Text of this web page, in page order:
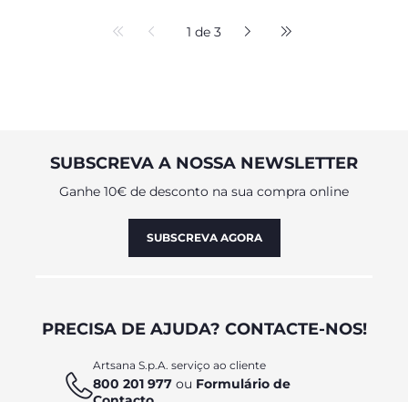
1 de 3
SUBSCREVA A NOSSA NEWSLETTER
Ganhe 10€ de desconto na sua compra online
SUBSCREVA AGORA
PRECISA DE AJUDA? CONTACTE-NOS!
Artsana S.p.A. serviço ao cliente
800 201 977 ou Formulário de